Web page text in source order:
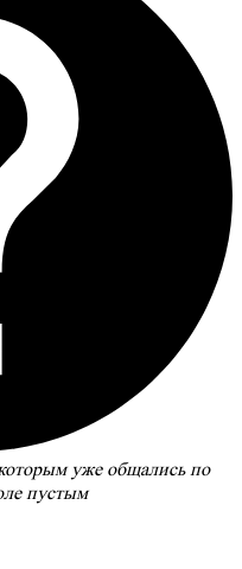
уже общались по
пустым